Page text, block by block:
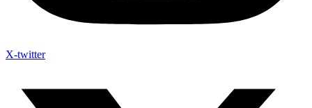
X-twitter